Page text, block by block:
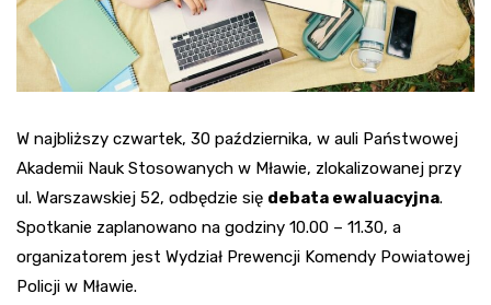
W najbliższy czwartek, 30 października, w auli Państwowej
Akademii Nauk Stosowanych w Mławie, zlokalizowanej przy
ul. Warszawskiej 52, odbędzie się debata ewaluacyjna.
Spotkanie zaplanowano na godziny 10.00 – 11.30, a
organizatorem jest Wydział Prewencji Komendy Powiatowej
Policji w Mławie.